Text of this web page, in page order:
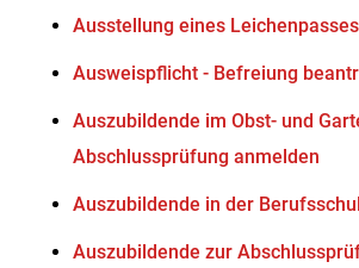
Ausstellung eines
Ausweispflicht - Befreiung
Auszubildende im Obst- und
Abschlussprüfung anmelden
Auszubildende in der
Auszubildende zur